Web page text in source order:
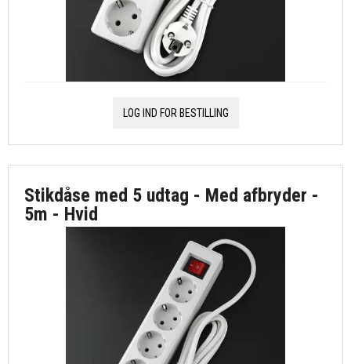
LOG IND FOR BESTILLING
Stikdåse med 5 udtag - Med afbryder -
5m - Hvid